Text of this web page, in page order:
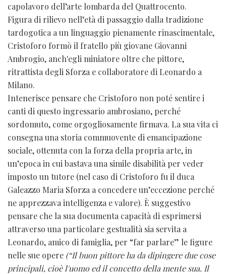
capolavoro dell’arte lombarda del Quattrocento.
Figura di rilievo nell’età di passaggio dalla tradizione
tardogotica a un linguaggio pienamente rinascimentale,
Cristoforo formò il fratello più giovane Giovanni
Ambrogio, anch'egli miniatore oltre che pittore,
ritrattista degli Sforza e collaboratore di Leonardo a
Milano.
Intenerisce pensare che Cristoforo non poté sentire i
canti di questo ingressario ambrosiano, perché
sordomuto, come orgogliosamente firmava. La sua vita ci
consegna una storia commuovente di emancipazione
sociale, ottenuta con la forza della propria arte, in
un’epoca in cui bastava una simile disabilità per veder
imposto un tutore (nel caso di Cristoforo fu il duca
Galeazzo Maria Sforza a concedere un’eccezione perché
ne apprezzava intelligenza e valore). È suggestivo
pensare che la sua documenta capacità di esprimersi
attraverso una particolare gestualità sia servita a
Leonardo, amico di famiglia, per “far parlare” le figure
nelle sue opere (“Il buon pittore ha da dipingere due cose
principali, cioè l'uomo ed il concetto della mente sua. Il